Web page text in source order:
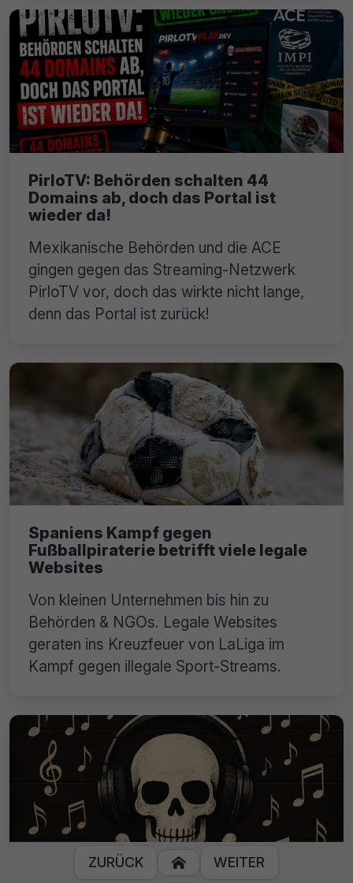
PirloTV: Behörden schalten 44
Domains ab, doch das Portal ist
wieder da!
Mexikanische Behörden und die ACE
gingen gegen das Streaming-Netzwerk
PirloTV vor, doch das wirkte nicht lange,
denn das Portal ist zurück!
Spaniens Kampf gegen
Fußballpiraterie betrifft viele legale
Websites
Von kleinen Unternehmen bis hin zu
Behörden & NGOs. Legale Websites
geraten ins Kreuzfeuer von LaLiga im
Kampf gegen illegale Sport-Streams.
ZURÜCK  WEITER